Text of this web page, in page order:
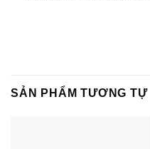
SẢN PHẨM TƯƠNG TỰ